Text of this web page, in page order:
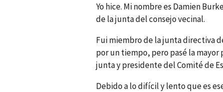
Yo hice. Mi nombre es Damien
de la junta del consejo vecinal.
Fui miembro de la junta directiva
por un tiempo, pero pasé la
junta y presidente del Comité de
Debido a lo difícil y lento que es